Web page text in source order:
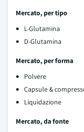
Mercato, per tipo
L-Glutamina
D-Glutamina
Mercato, per forma
Polvere
Capsule &
Liquidazione
Mercato, da fonte